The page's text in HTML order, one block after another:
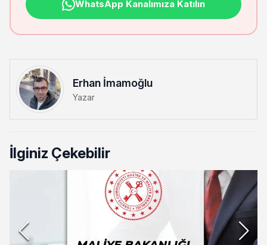
WhatsApp Kanalımıza Katılın
Erhan İmamoğlu
Yazar
İlginiz Çekebilir